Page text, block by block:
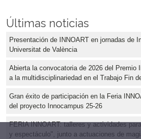
Últimas noticias
Presentación de INNOART en jornadas de
Universitat de València
Abierta la convocatoria de 2026 del Premio
a la multidisciplinariedad en el Trabajo Fin
Gran éxito de participación en la Feria
del proyecto Innocampus 25-26
FERIA INNOART: talleres y actividades
y espectáculo", junto a actuaciones de